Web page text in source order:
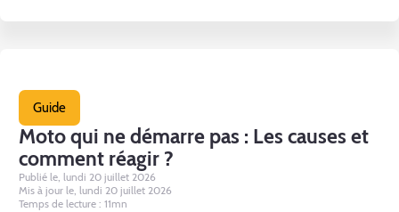
Guide
Moto qui ne démarre pas : Les causes et
comment réagir ?
Publié le, lundi 20 juillet 2026
Mis à jour le, lundi 20 juillet 2026
Temps de lecture : 11mn